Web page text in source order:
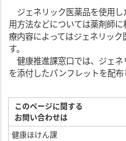
ジェネリック医薬品を使用し
用方法などについては薬剤師
療内容によってはジェネリッ
す。
健康推進課窓口では、ジェネ
を添付したパンフレットを配布
このページに関する
お問い合わせは
健康ほけん課